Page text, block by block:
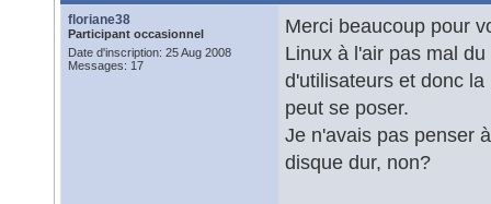
floriane38
Participant occasionnel
Date d'inscription: 25 Aug 2008
Messages: 17
Merci beaucoup pour
Linux à l'air pas mal
d'utilisateurs et donc
peut se poser.
Je n'avais pas penser
disque dur, non?